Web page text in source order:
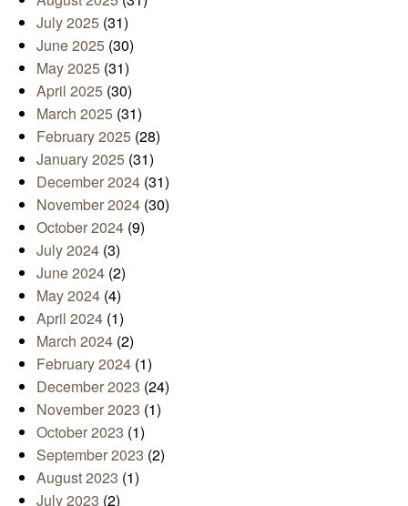
July 2025 (31)
June 2025 (30)
May 2025 (31)
April 2025 (30)
March 2025 (31)
February 2025 (28)
January 2025 (31)
December 2024 (31)
November 2024 (30)
October 2024 (9)
July 2024 (3)
June 2024 (2)
May 2024 (4)
April 2024 (1)
March 2024 (2)
February 2024 (1)
December 2023 (24)
November 2023 (1)
October 2023 (1)
September 2023 (2)
August 2023 (1)
July 2023 (2)